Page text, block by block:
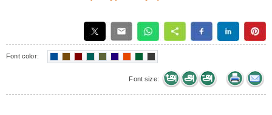
Font color:
Font size: